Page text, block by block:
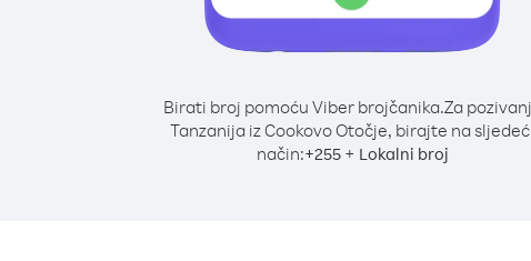
Birati broj pomoću Viber brojčanika.Za
Tanzanija iz Cookovo Otočje, birajte na
način:+255+ Lokalni broj